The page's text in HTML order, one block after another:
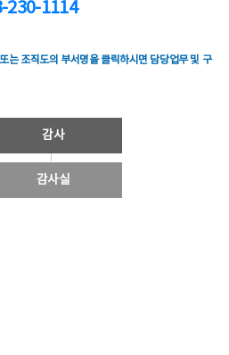
230-1114
는 조직도의 부서명을 클릭하시면 담당업무 및 구
감사
감사실